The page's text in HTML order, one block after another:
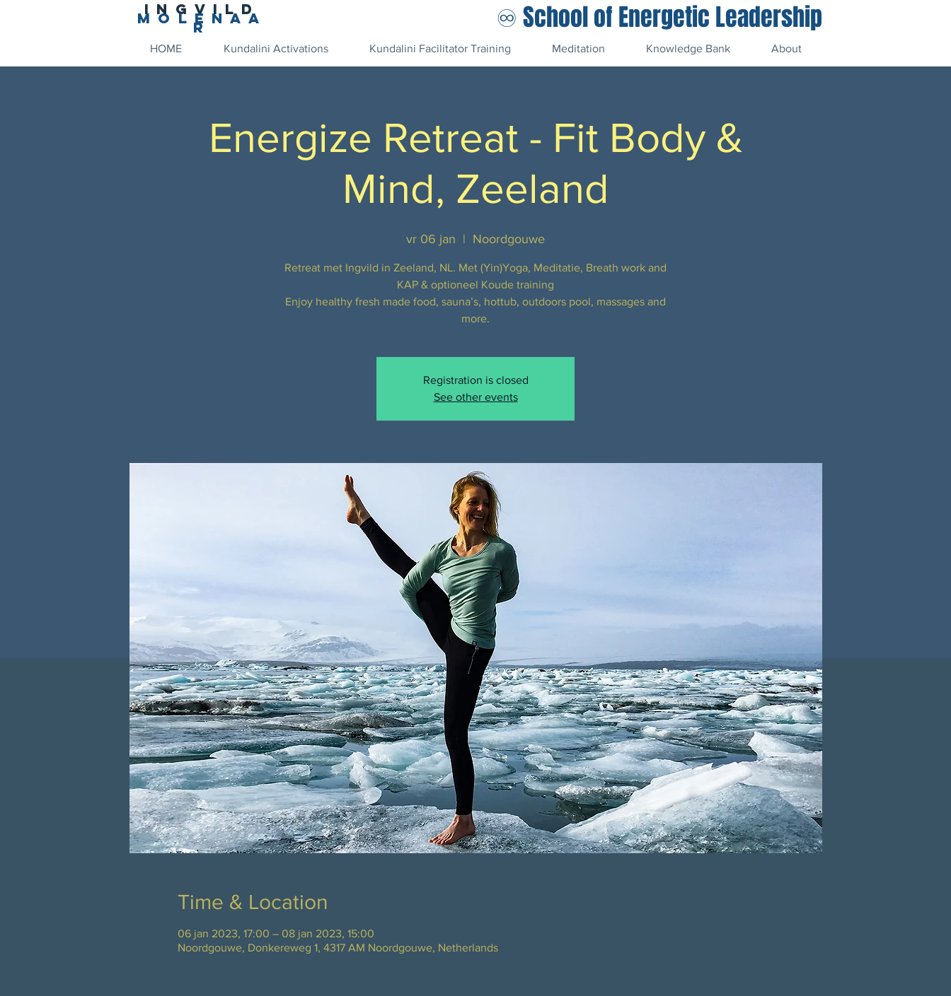
Ingvild
Molenaa
r ♾️ School of Energetic Leadership
HOME Kundalini Activations Kundalini Facilitator Training Meditation Knowledge Bank About
Energize Retreat - Fit Body &
Mind, Zeeland
vr 06 jan
  |
Noordgouwe
Retreat met Ingvild in Zeeland, NL. Met (Yin)Yoga, Meditatie, Breath work and
KAP & optioneel Koude training
Enjoy healthy fresh made food, sauna’s, hottub, outdoors pool, massages and
more.
Registration is closed
See other events
Time & Location
06 jan 2023, 17:00 – 08 jan 2023, 15:00
Noordgouwe, Donkereweg 1, 4317 AM Noordgouwe, Netherlands